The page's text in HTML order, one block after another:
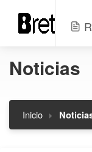
Noticias
Inicio